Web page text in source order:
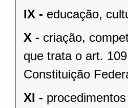
IX - educação,
X - criação,
que trata o art.
Constituição
XI -